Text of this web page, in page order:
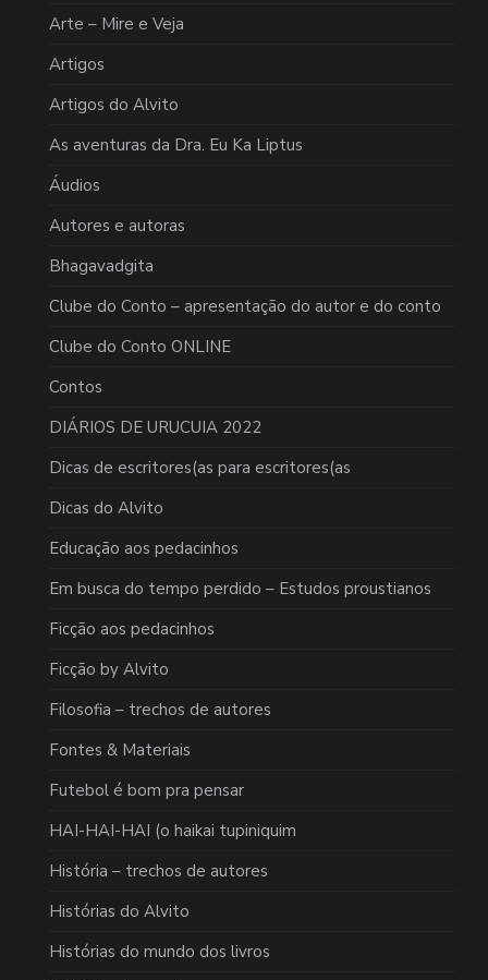
Arte – Mire e Veja
Artigos
Artigos do Alvito
As aventuras da Dra. Eu Ka Liptus
Áudios
Autores e autoras
Bhagavadgita
Clube do Conto – apresentação do autor e do conto
Clube do Conto ONLINE
Contos
DIÁRIOS DE URUCUIA 2022
Dicas de escritores(as para escritores(as
Dicas do Alvito
Educação aos pedacinhos
Em busca do tempo perdido – Estudos proustianos
Ficção aos pedacinhos
Ficção by Alvito
Filosofia – trechos de autores
Fontes & Materiais
Futebol é bom pra pensar
HAI-HAI-HAI (o haikai tupiniquim
História – trechos de autores
Histórias do Alvito
Histórias do mundo dos livros